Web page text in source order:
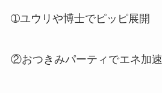
➀ユウリや博士でピッピ展開
②おつきみパーティでエネ加速